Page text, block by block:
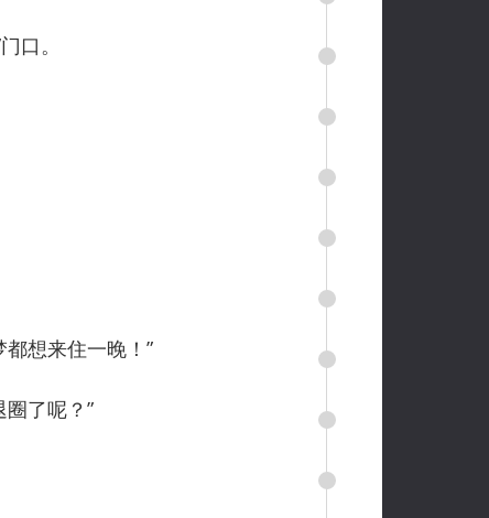
口。
想来住一晚！”
了呢？”